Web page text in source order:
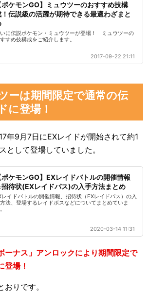
ポケモンGO】ミュウツーのおすすめ技構
！伝説級の活躍が期待できる最適わざまと
に伝説ポケモン・ミュウツーが登場！ ミュウツーの
すめ技構成をご紹介します。
2017-09-22 21:11
ーは期間限定で通常の伝
に登場！
年9月7日にEXレイドが開始されて約1
として登場していました。
ポケモンGO】EXレイドバトルの開催情報
招待状(EXレイドパス)の入手方法まとめ
レイドバトルの開催情報、招待状（EXレイドパス）の入
法、登場するレイドボスなどについてまとめていま
2020-03-14 11:31
ーナス」アンロックにより期間限定で
登場！
りです。